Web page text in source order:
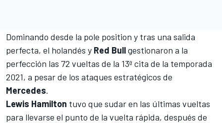
Dominando desde la pole position y tras una salida
perfecta, el holandés y Red Bullgestionaron a la
perfección las 72 vueltas de la 13ª cita de la temporada
2021, a pesar de los ataques estratégicos de
Mercedes.
Lewis Hamilton tuvo que sudar en las últimas vueltas
para llevarse el punto de la vuelta rápida, después de